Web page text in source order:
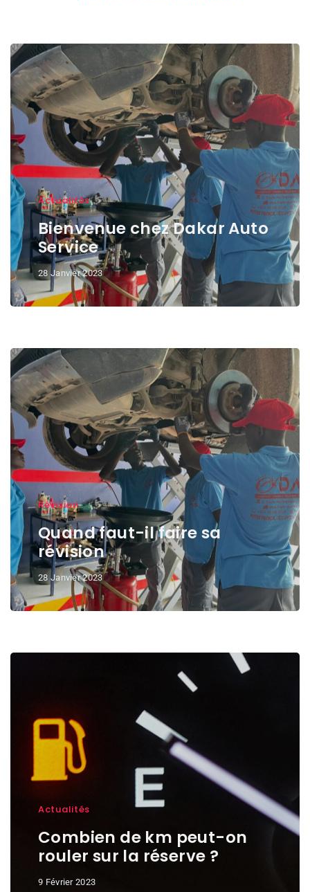
Actualités
Bienvenue chez Dakar Auto
Service
28 Janvier 2023
Révision
Quand faut-il faire sa
révision
28 Janvier 2023
Actualités
Combien de km peut-on
rouler sur la réserve ?
9 Février 2023